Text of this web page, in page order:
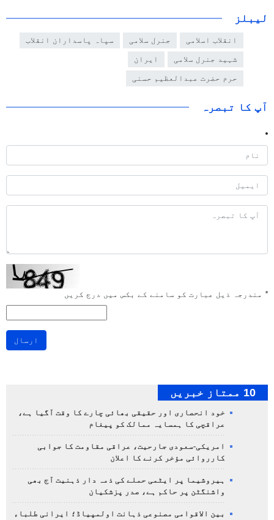
لیبلز
انقلاب اسلامی جنرل سلامی سپاہ پاسداران انقلاب
شہید جنرل سلامی ایران
حرم حضرت عبدالعظیم حسنی
آپ کا تبصرہ
* مندرجہ ذیل عبارت کو سامنے کے بکس میں درج کریں
ارسال
10 ممتاز خبریں
خود انحصاری اور حقیقی بھائی چارے کا وقت آگیا ہے،
عراقچی کا ہمسایہ ممالک کو پیغام
امریکی-سعودی جارحیت، عراقی مقاومت کا جوابی
کارروائی مؤخر کرنے کا اعلان
ہیروشیما پر ایٹمی حملے کی ذمہ دار ذہنیت آج بھی
واشنگٹن پر حاکم ہے، صدر پزشکیان
بین الاقوامی مصنوعی ذہانت اولمپیاڈ؛ ایرانی طلباء